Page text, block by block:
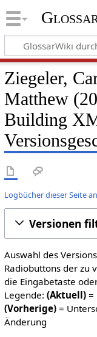
Ziegeler,
Matthew
Building
Logbücher dieser Seite
Versionen
Auswahl des
Radiobuttons der zu
die Eingabetaste
Legende: (Aktuell)=
(Vorherige)=
Änderung